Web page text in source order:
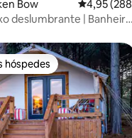
Bow 4,95 de
4,95
deslumbrante | Banheira
hóspedes
hóspedes